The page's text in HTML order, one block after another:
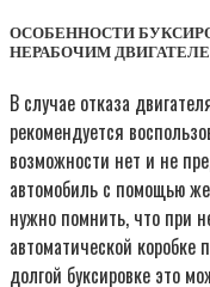
ОСОБЕННОСТИ
НЕРАБОЧИМ
В случае отказа
рекомендуется
возможности нет и не
автомобиль с помощью
нужно помнить, что при
автоматической коробке
долгой буксировке это